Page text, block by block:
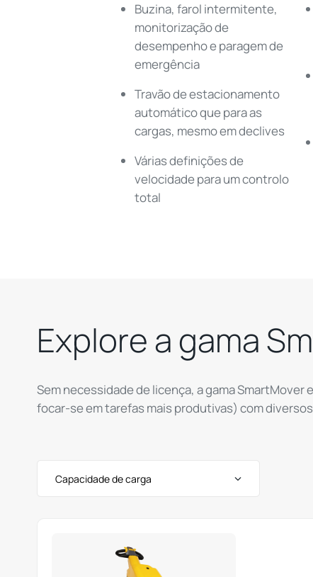
Buzina, farol intermitente,
monitorização de
desempenho e paragem de
emergência
Travão de estacionamento
automático que para as
cargas, mesmo em declives
Várias definições de
velocidade para um controlo
total
Explore a gama
Sem necessidade de licença, a gama
focar-se em tarefas mais produtivas) com
Capacidade de carga